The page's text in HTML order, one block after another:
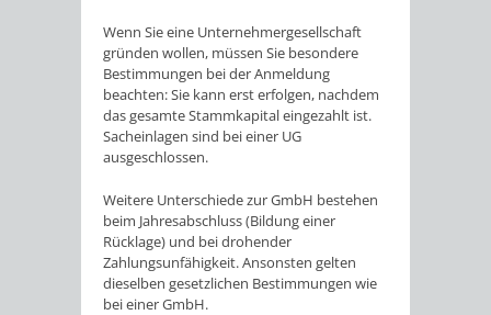
Wenn Sie eine Unternehmergesellschaft
gründen wollen, müssen Sie besondere
Bestimmungen bei der Anmeldung
beachten: Sie kann erst erfolgen, nachdem
das gesamte Stammkapital eingezahlt ist.
Sacheinlagen sind bei einer UG
ausgeschlossen.
Weitere Unterschiede zur GmbH bestehen
beim Jahresabschluss (Bildung einer
Rücklage) und bei drohender
Zahlungsunfähigkeit. Ansonsten gelten
dieselben gesetzlichen Bestimmungen wie
bei einer GmbH.